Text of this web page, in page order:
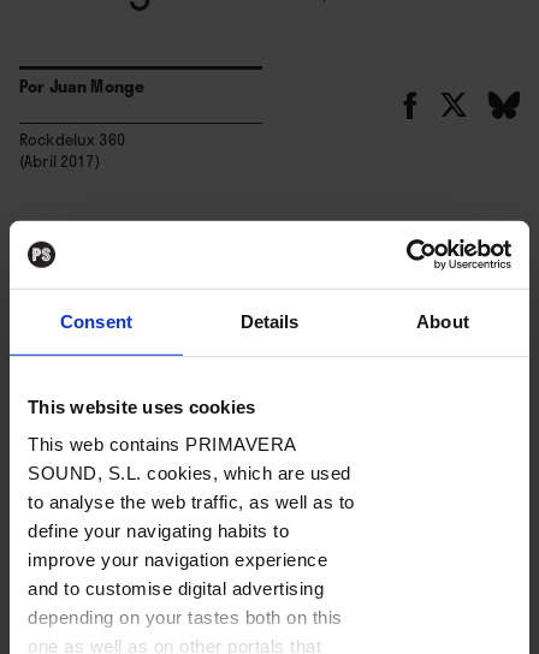
Consent Details About
This website uses cookies
This web contains PRIMAVERA
SOUND, S.L. cookies, which are used
to analyse the web traffic, as well as to
define your navigating habits to
improve your navigation experience
and to customise digital advertising
depending on your tastes both on this
one as well as on other portals that
Por Juan Monge
Rockdelux 360
(Abril 2017)
BAJO
SUSCRIPCIÓN
debut de Rosalía, una cantaora
que llegó para darle un hermoso
revolcón a los aires flamencos.
Con la complicidad de Raül
Fernandez Refree, la catalana
firmó, sin duda, uno de lo
estrenos más intensos y
Contenido exclusivo
Para poder leer el contenido tienes que estar registrado.
Regístrate y podrás acceder a 3 artículos gratis al mes.